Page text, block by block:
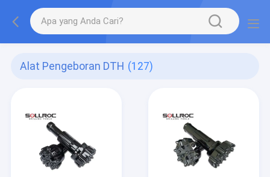
Alat Pengeboran DTH (127)